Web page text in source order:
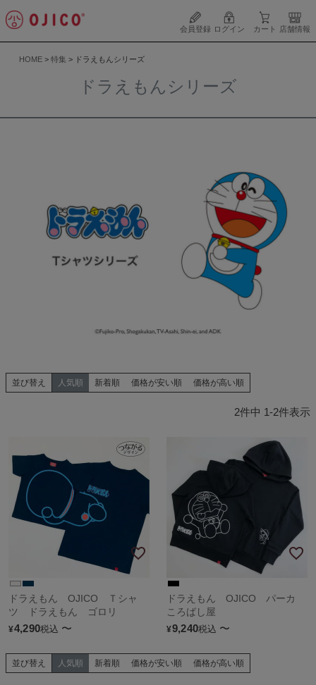
会員登録 ログイン カート 店舗情報
HOME 特集 ドラえもんシリーズ
ドラえもんシリーズ
並び替え 人気順 新着順 価格が安い順 価格が高い順
2件中 1-2件表示
ドラえもん OJICO Ｔシャ
ツ ドラえもん ゴロリ
¥4,290税込 〜
ドラえもん OJICO パーカ
ころばし屋
¥9,240税込 〜
並び替え 人気順 新着順 価格が安い順 価格が高い順